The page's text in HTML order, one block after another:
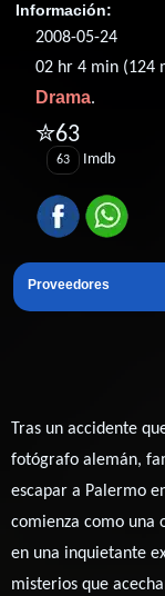
Información:
2008-05-24
02 hr 4 min (124
Drama.
✮63
63 Imdb
Proveedores
Tras un accidente
fotógrafo alemán,
escapar a Palermo
comienza como una
en una inquietante
misterios que